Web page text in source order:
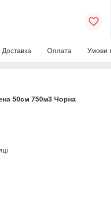
Доставка Оплата Умови
50см 750м3 Чорна